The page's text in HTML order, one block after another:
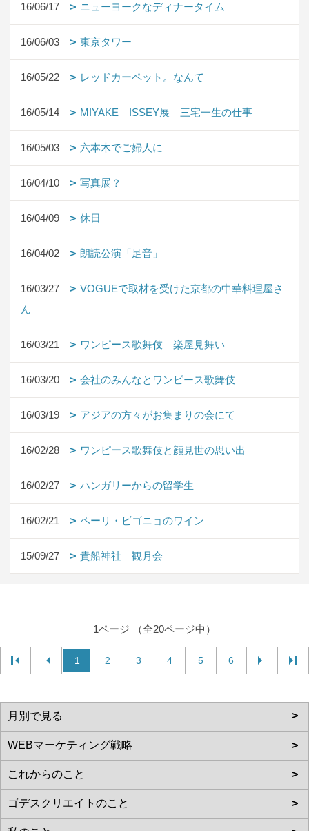
16/06/17 ニューヨークなディナータイム
16/06/03 東京タワー
16/05/22 レッドカーペット。なんて
16/05/14 MIYAKE ISSEY展 三宅一生の仕事
16/05/03 六本木でご婦人に
16/04/10 写真展？
16/04/09 休日
16/04/02 朗読公演「足音」
16/03/27
VOGUEで取材を受けた京都の中華料理屋さ
ん
16/03/21 ワンピース歌舞伎 楽屋見舞い
16/03/20 会社のみんなとワンピース歌舞伎
16/03/19 アジアの方々がお集まりの会にて
16/02/28 ワンピース歌舞伎と顔見世の思い出
16/02/27 ハンガリーからの留学生
16/02/21 ペーリ・ビゴニョのワイン
15/09/27 貴船神社 観月会
1ページ （全20ページ中）
1 2 3 4 5 6